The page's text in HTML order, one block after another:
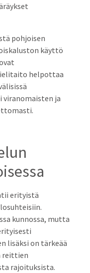
pohjoisen
käyttö
helpottaa
viranomaisten ja
erityistä
kunnossa, mutta
lisäksi on tärkeää
reittien
rajoituksista.